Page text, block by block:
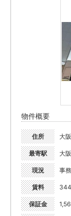
物件概要
住所 大
最寄駅 大
現況 事
賃料
保証金